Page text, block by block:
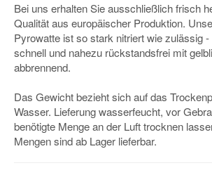
Bei uns erhalten Sie ausschließlich frisch
Qualität aus europäischer Produktion.
Pyrowatte ist so stark nitriert wie zulässig
schnell und nahezu rückstandsfrei mit
abbrennend.
Das Gewicht bezieht sich auf das
Wasser. Lieferung wasserfeucht, vor
benötigte Menge an der Luft trocknen
Mengen sind ab Lager lieferbar.